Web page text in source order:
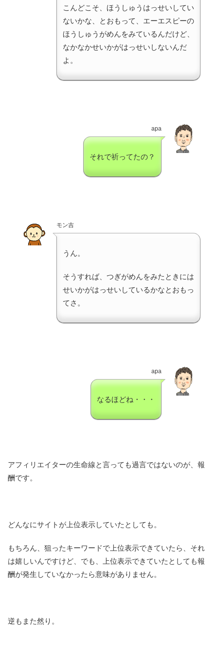
こんどこそ、ほうしゅうはっせいしてい
ないかな、とおもって、エーエスピーの
ほうしゅうがめんをみているんだけど、
なかなかせいかがはっせいしないんだ
よ。
apa
それで祈ってたの？
モン吉
うん。
そうすれば、つぎがめんをみたときには
せいかがはっせいしているかなとおもっ
てさ。
apa
なるほどね・・・
アフィリエイターの生命線と言っても過言ではないのが、報
酬です。
どんなにサイトが上位表示していたとしても。
もちろん、狙ったキーワードで上位表示できていたら、それ
は嬉しいんですけど、でも、上位表示できていたとしても報
酬が発生していなかったら意味がありません。
逆もまた然り。